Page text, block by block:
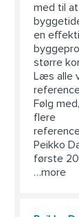
med til
en
større
Læs alle
Følg
flere
Peikko
første
…more